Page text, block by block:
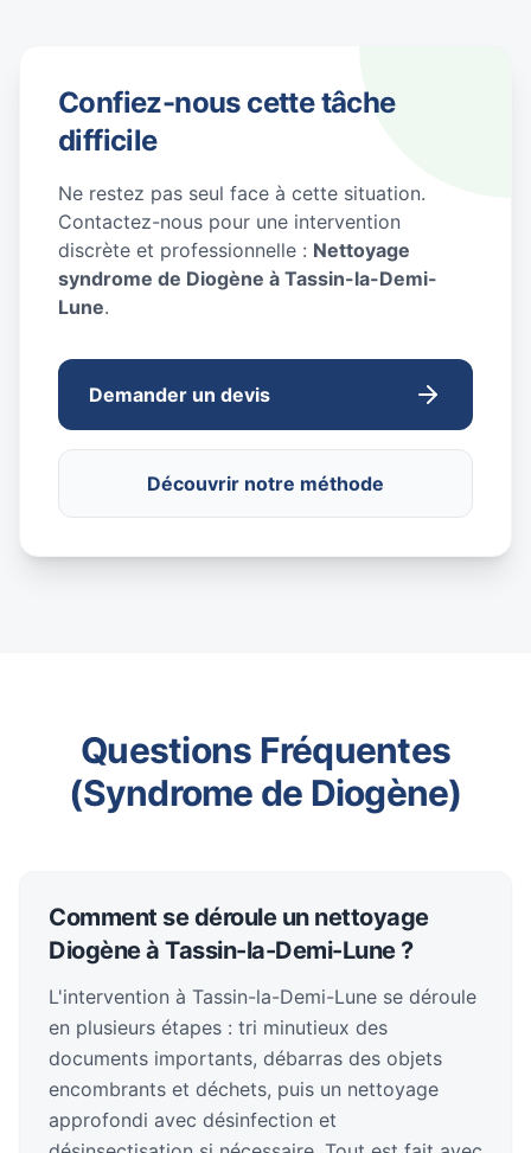
Confiez-nous cette tâche
difficile
Ne restez pas seul face à cette situation.
Contactez-nous pour une intervention
discrète et professionnelle : Nettoyage
syndrome de Diogène à Tassin-la-Demi-
Lune.
Demander un devis
Découvrir notre méthode
Questions Fréquentes
(Syndrome de Diogène)
Comment se déroule un nettoyage
Diogène à Tassin-la-Demi-Lune ?
L'intervention à Tassin-la-Demi-Lune se déroule
en plusieurs étapes : tri minutieux des
documents importants, débarras des objets
encombrants et déchets, puis un nettoyage
approfondi avec désinfection et